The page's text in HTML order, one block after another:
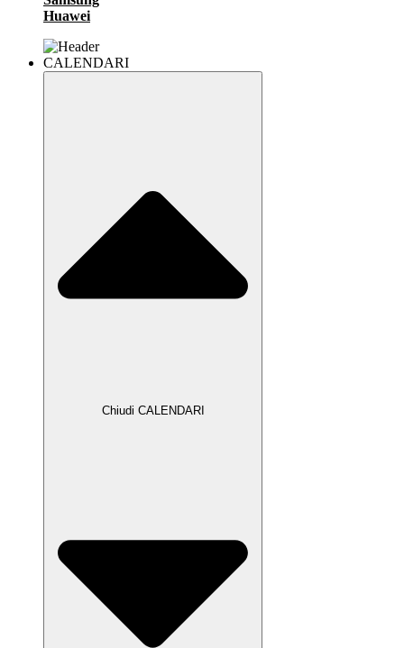
Huawei
CALENDARI
Chiudi CALENDARI